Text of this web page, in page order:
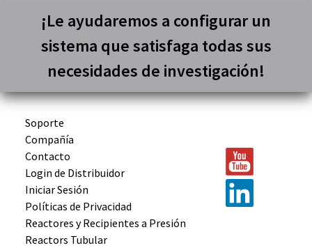
¡Le ayudaremos a configurar un
sistema que satisfaga todas sus
necesidades de investigación!
Soporte
Compañía
Contacto
Login de Distribuidor
Iniciar Sesión
Políticas de Privacidad
Reactores yRecipientes a Presión
Reactors Tubular